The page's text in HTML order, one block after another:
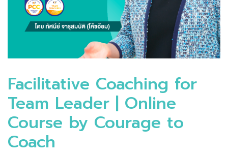
Facilitative Coaching for
Team Leader | Online
Course by Courage to
Coach